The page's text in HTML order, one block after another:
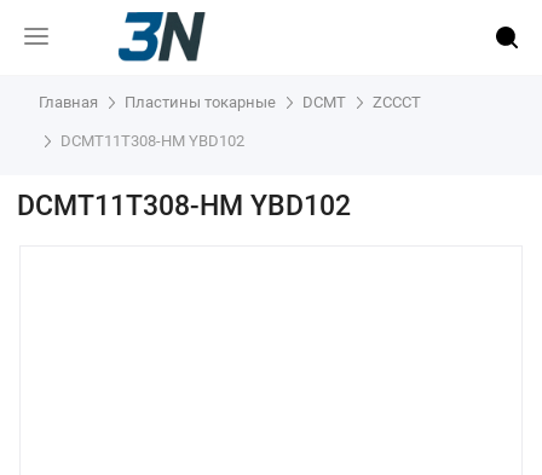
Главная Пластины токарные DCMT ZCCCT
DCMT11T308-HM YBD102
DCMT11T308-HM YBD102